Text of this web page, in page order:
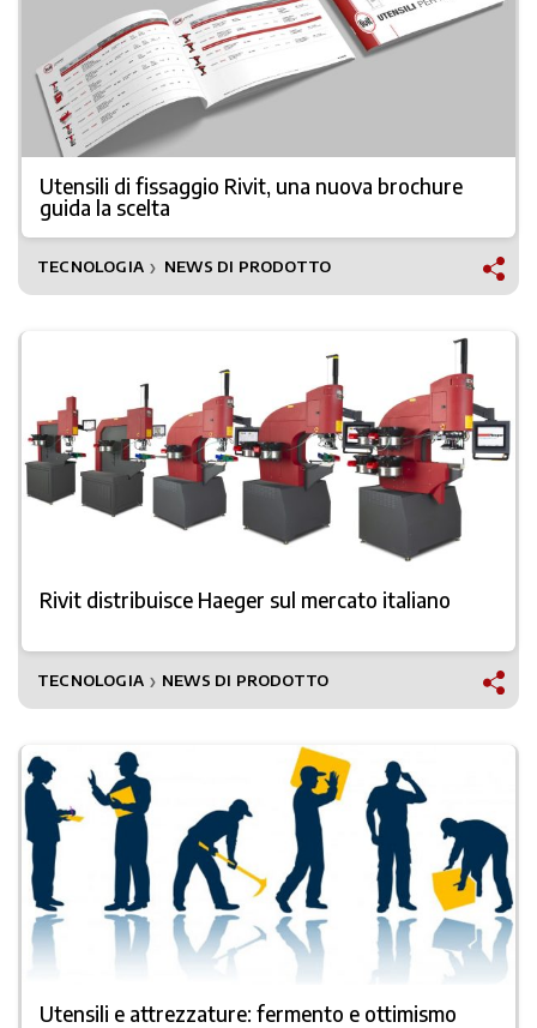
Utensili di fissaggio Rivit, una nuova brochure
guida la scelta
TECNOLOGIA ❯ NEWS DI PRODOTTO
Rivit distribuisce Haeger sul mercato italiano
TECNOLOGIA ❯ NEWS DI PRODOTTO
Utensili e attrezzature: fermento e ottimismo